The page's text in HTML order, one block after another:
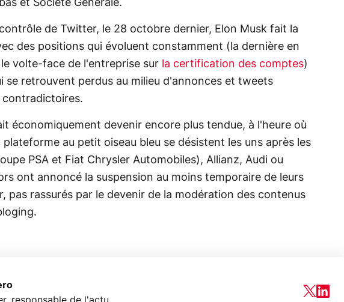
et Société Générale.
de Twitter, le 28 octobre dernier, Elon Musk fait la
des positions qui évoluent constamment (la dernière en
volte-face de l'entreprise sur la certification des comptes)
se retrouvent perdus au milieu d'annonces et tweets
économiquement devenir encore plus tendue, à l'heure où
plateforme au petit oiseau bleu se désistent les uns après les
PSA et Fiat Chrysler Automobiles), Allianz, Audi ou
ont annoncé la suspension au moins temporaire de leurs
pas rassurés par le devenir de la modération des contenus